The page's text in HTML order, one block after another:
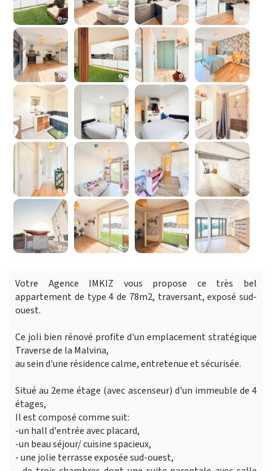
Votre Agence IMKIZ vous propose ce très bel
appartement de type 4 de 78m2, traversant, exposé sud-
ouest.
Ce joli bien rénové profite d'un emplacement stratégique
Traverse de la Malvina,
au sein d'une résidence calme, entretenue et sécurisée.
Situé au 2eme étage (avec ascenseur) d'un immeuble de 4
étages,
Il est composé comme suit:
-un hall d'entrée avec placard,
-un beau séjour/ cuisine spacieux,
- une jolie terrasse exposée sud-ouest,